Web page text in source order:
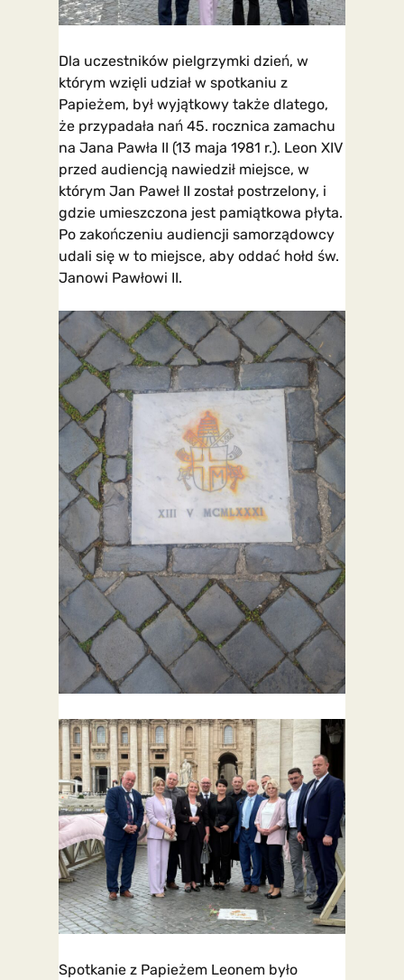
Dla uczestników pielgrzymki dzień, w
którym wzięli udział w spotkaniu z
Papieżem, był wyjątkowy także dlatego,
że przypadała nań 45. rocznica zamachu
na Jana Pawła II (13 maja 1981 r.). Leon XIV
przed audiencją nawiedził miejsce, w
którym Jan Paweł II został postrzelony, i
gdzie umieszczona jest pamiątkowa płyta.
Po zakończeniu audiencji samorządowcy
udali się w to miejsce, aby oddać hołd św.
Janowi Pawłowi II.
Spotkanie z Papieżem Leonem było